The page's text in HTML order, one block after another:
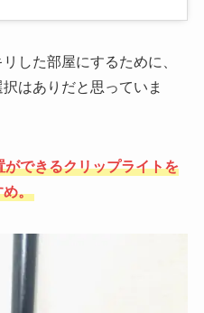
した部屋にするために、
はありだと思っていま
できるクリップライトを
め。